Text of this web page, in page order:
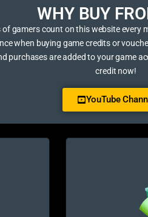
WHY BUY
of gamers count on this website every
when buying game credits or
purchases are added to your game
credit now!
YouTube